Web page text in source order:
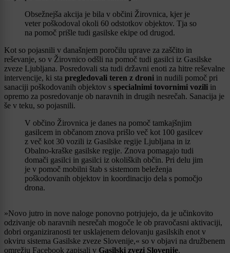
Obsežnejša akcija je bila v občini Žirovnica, kjer je
veter poškodoval okoli 60 odstotkov objektov. Tja so
na pomoč prišle tudi gasilske ekipe od drugod.
Kot so pojasnili v današnjem poročilu uprave za zaščito in
reševanje, so v Žirovnico odšli na pomoč tudi gasilci iz Gasilske
zveze Ljubljana. Posredovali sta tudi državni enoti za hitre reševalne
intervencije, ki sta pregledovali teren z droni in nudili pomoč pri
sanaciji poškodovanih objektov s specialnimi tovornimi vozili in
opremo za posredovanje ob naravnih in drugih nesrečah. Sanacija je
še v teku, so pojasnili.
V občino Žirovnica je danes na pomoč tamkajšnjim
gasilcem in občanom znova prišlo več kot 100 gasilcev
z več kot 30 vozili iz Gasilske regije Ljubljana in iz
Obalno-kraške gasilske regije. Znova pomagajo tudi
domači gasilci in gasilci iz okoliških občin. Pri delu jim
je v pomoč mobilni štab s sistemom beleženja
poškodovanih objektov in koordinacijo dela s pomočjo
drona.
»Novo jutro in nove naloge ponovno potrjujejo, da je učinkovito
odzivanje ob naravnih nesrečah mogoče le ob pravočasni aktivaciji,
dobri organiziranosti ter usklajenem delovanju gasilskih enot v
okviru sistema Gasilske zveze Slovenije,« so v objavi na družbenem
omrežju Facebook zapisali v Gasilski zvezi Slovenije.